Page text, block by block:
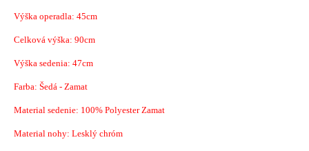
Výška operadla: 45cm
Celková výška: 90cm
Výška sedenia: 47cm
Farba: Šedá - Zamat
Material sedenie: 100% Polyester Zamat
Material nohy: Lesklý chróm